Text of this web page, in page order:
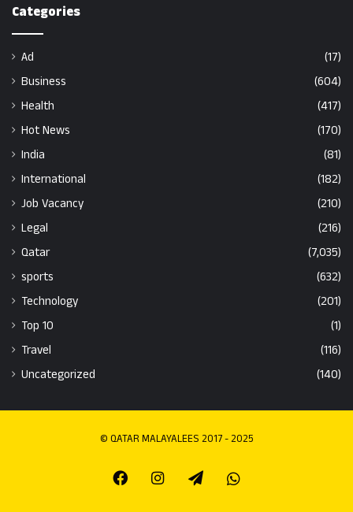
Categories
Ad
(17)
Business
(604)
Health
(417)
Hot News
(170)
India
(81)
International
(182)
Job Vacancy
(210)
Legal
(216)
Qatar
(7,035)
sports
(632)
Technology
(201)
Top 10
(1)
Travel
(116)
Uncategorized
(140)
© QATAR MALAYALEES 2017 - 2025
FacebookInstagramTelegramWhatsapp